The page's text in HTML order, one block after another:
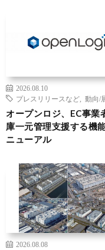
2026.08.10
プレスリリースなど
動向/
オープンロジ、EC事業
庫一元管理支援する機
ニューアル
2026.08.08